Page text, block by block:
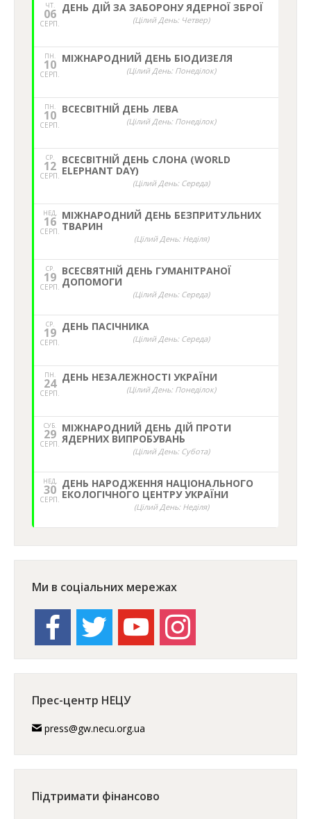
ЧТ.
06
СЕРП.
ДЕНЬ ДІЙ ЗА ЗАБОРОНУ ЯДЕРНОЇ ЗБРОЇ
(Цілий День: Четвер)
ПН.
10
СЕРП.
МІЖНАРОДНИЙ ДЕНЬ БІОДИЗЕЛЯ
(Цілий День: Понеділок)
ПН.
10
СЕРП.
ВСЕСВІТНІЙ ДЕНЬ ЛЕВА
(Цілий День: Понеділок)
СР.
12
СЕРП.
ВСЕСВІТНІЙ ДЕНЬ СЛОНА (WORLD
ELEPHANT DAY)
(Цілий День: Середа)
НЕД,
16
СЕРП.
МІЖНАРОДНИЙ ДЕНЬ БЕЗПРИТУЛЬНИХ
ТВАРИН
(Цілий День: Неділя)
СР.
19
СЕРП.
ВСЕСВЯТНІЙ ДЕНЬ ГУМАНІТРАНОЇ
ДОПОМОГИ
(Цілий День: Середа)
СР.
19
СЕРП.
ДЕНЬ ПАСІЧНИКА
(Цілий День: Середа)
ПН.
24
СЕРП.
ДЕНЬ НЕЗАЛЕЖНОСТІ УКРАЇНИ
(Цілий День: Понеділок)
СУБ.
29
СЕРП.
МІЖНАРОДНИЙ ДЕНЬ ДІЙ ПРОТИ
ЯДЕРНИХ ВИПРОБУВАНЬ
(Цілий День: Субота)
НЕД,
30
СЕРП.
ДЕНЬ НАРОДЖЕННЯ НАЦІОНАЛЬНОГО
ЕКОЛОГІЧНОГО ЦЕНТРУ УКРАЇНИ
(Цілий День: Неділя)
Ми в соціальних мережах
facebook twitter youtube instagram
Прес-центр НЕЦУ
press@gw.necu.org.ua
Підтримати фінансово